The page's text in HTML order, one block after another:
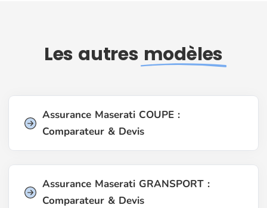
Les autres modèles
Assurance Maserati COUPE :
Comparateur & Devis
Assurance Maserati GRANSPORT :
Comparateur & Devis